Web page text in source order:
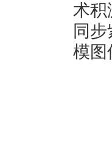
术积
同
模图